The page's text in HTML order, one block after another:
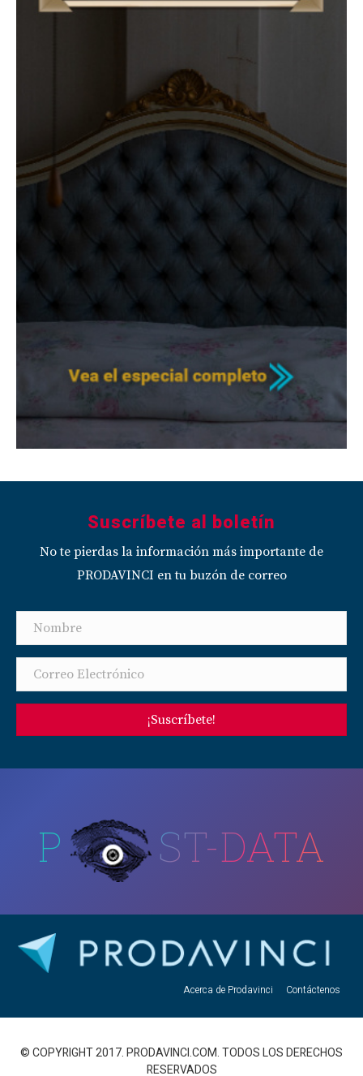
Suscríbete al boletín
No te pierdas la información más importante de
PRODAVINCI en tu buzón de correo
¡Suscríbete!
P ST-DATA
Acerca de Prodavinci Contáctenos
© COPYRIGHT 2017. PRODAVINCI.COM. TODOS LOS DERECHOS
RESERVADOS